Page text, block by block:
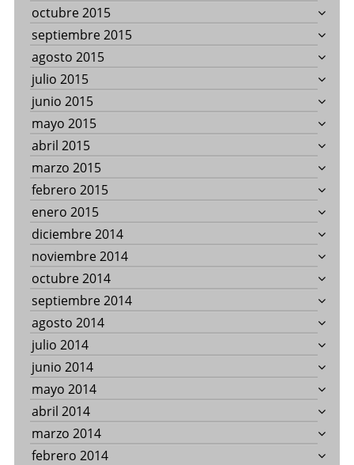
octubre 2015
septiembre 2015
agosto 2015
julio 2015
junio 2015
mayo 2015
abril 2015
marzo 2015
febrero 2015
enero 2015
diciembre 2014
noviembre 2014
octubre 2014
septiembre 2014
agosto 2014
julio 2014
junio 2014
mayo 2014
abril 2014
marzo 2014
febrero 2014